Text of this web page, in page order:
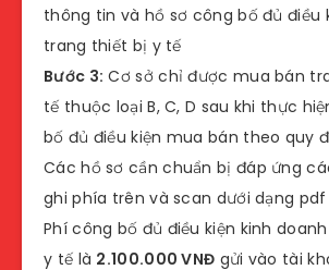
thông tin và hồ sơ công bố đủ điều
trang thiết bị y tế
Bước 3: Cơ sở chỉ được mua bán
tế thuộc loại B, C, D sau khi thực
bố đủ điều kiện mua bán theo quy
Các hồ sơ cần chuẩn bị đáp ứng
ghi phía trên và scan dưới dạng pdf
Phí công bố đủ điều kiện kinh
y tế là 2.100.000 VNĐ gửi vào tài